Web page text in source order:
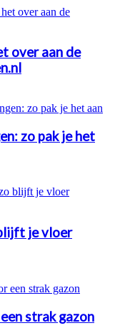
over aan de
zo pak je het
je vloer
strak gazon